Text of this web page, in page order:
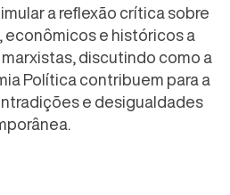
a reflexão crítica sobre
econômicos e históricos a
discutindo como a
Política contribuem para a
e desigualdades